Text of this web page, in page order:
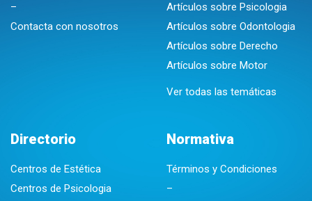
–
Contacta con nosotros
Artículos sobre Psicologia
Artículos sobre Odontologia
Artículos sobre Derecho
Artículos sobre Motor
Ver todas las temáticas
Directorio
Centros de Estética
Centros de Psicologia
Normativa
Términos y Condiciones
–